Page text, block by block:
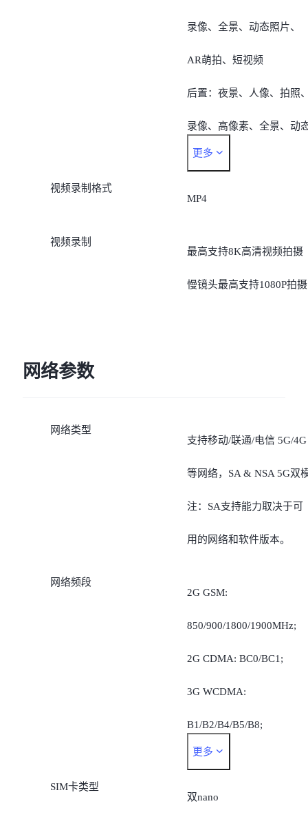
录像、全景、动态照片、
AR萌拍、短视频
后置：夜景、人像、拍照
录像、高像素、全景、动
照片、慢镜头、延时摄影
文档矫正、运动抓拍、星
模式，时光慢门、 双重曝
更多
视频录制格式
MP4
视频录制
最高支持8K高清视频拍摄
慢镜头最高支持1080P拍摄
网络参数
网络类型
支持移动/联通/电信 5G/4G
等网络，SA & NSA 5G双
注：SA支持能力取决于可
用的网络和软件版本。
网络频段
2G GSM:
850/900/1800/1900MHz;
2G CDMA: BC0/BC1;
3G WCDMA:
B1/B2/B4/B5/B8;
3G CDMA2000: BC0/BC1;
4G TDD-LTE:
更多
SIM卡类型
双nano